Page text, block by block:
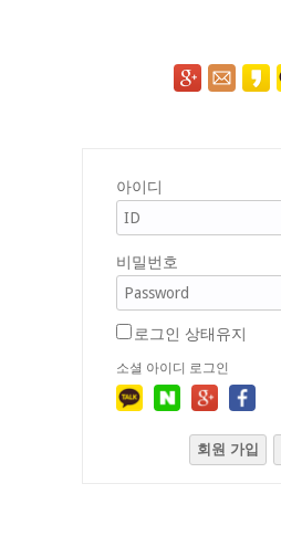
아이디
비밀번호
로그인 상태유지
소셜 아이디 로그인
회원 가입